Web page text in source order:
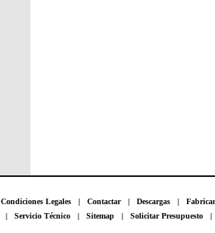
Condiciones Legales | Contactar| Descargas |
| Servicio Técnico | Sitemap | Solicitar Presupuesto